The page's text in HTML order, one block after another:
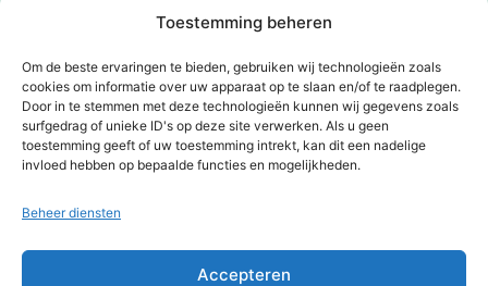
Toestemming beheren
Om de beste ervaringen te bieden, gebruiken wij technologieën zoals
cookies om informatie over uw apparaat op te slaan en/of te raadplegen.
Door in te stemmen met deze technologieën kunnen wij gegevens zoals
surfgedrag of unieke ID's op deze site verwerken. Als u geen
toestemming geeft of uw toestemming intrekt, kan dit een nadelige
invloed hebben op bepaalde functies en mogelijkheden.
Beheer diensten
Accepteren
Avond voorlichting geven bij de Mandala
Avondje Efteling
Baby
Babyboom
Balspellen in het donker
Ben er even niet